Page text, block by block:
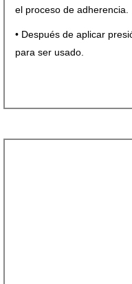
el proceso de adherencia.
• Después de aplicar
para ser usado.